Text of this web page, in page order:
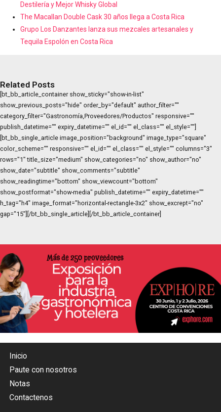
Destilería y Mejor Whisky Global
The Macallan Double Cask 30 años llega a Costa Rica
Grupo Los Danzantes lanza sus mezcales artesanales y
Tequila Espolón en Costa Rica
Related Posts
[bt_bb_article_container show_sticky="show-in-list"
show_previous_posts="hide" order_by="default" author_filter=""
category_filter="Gastronomía,Proveedores/Productos" responsive=""
publish_datetime="" expiry_datetime="" el_id="" el_class="" el_style=""]
[bt_bb_single_article image_position="background" image_type="square"
color_scheme="" responsive="" el_id="" el_class="" el_style="" columns="3"
rows="1" title_size="medium" show_categories="no" show_author="no"
show_date="subtitle" show_comments="subtitle"
show_readingtime="bottom" show_viewcount="bottom"
show_postformat="show-media" publish_datetime="" expiry_datetime=""
h_tag="h4" image_format="horizontal-rectangle-3x2" show_excrept="no"
gap="15"][/bt_bb_single_article][/bt_bb_article_container]
Inicio
Paute con nosotros
Notas
Contactenos